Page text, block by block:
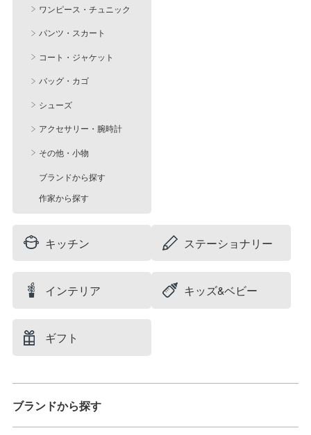
ワンピース・チュニック
パンツ・スカート
コート・ジャケット
バッグ・カゴ
シューズ
アクセサリー・腕時計
その他・小物
ブランドから探す
作家から探す
キッチン ステーショナリー
インテリア キッズ&ベビー
ギフト
ブランドから探す